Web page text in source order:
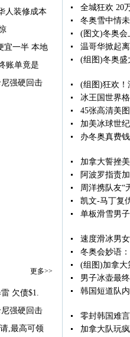
人装修成本
宜一半 本地
账单竟是
强硬回击
更多>>
欠债$1.
强硬回击
,最高可领
全城狂欢 20
冬奥雪中情
(图文)冬奥会
温哥华掀起
(组图)冬奥盛
(组图)狂欢！
冰王国世界
45张高清美
加美冰球世
办冬奥真费
加拿大誓挫
阿波罗指责
周洋携队友“
凯文-马丁复
单板滑雪男
速度滑冰男
冬奥会妙语
(组图)加拿大
男子冰壶最
韩国短道队
零封韩国难
加拿大队玩